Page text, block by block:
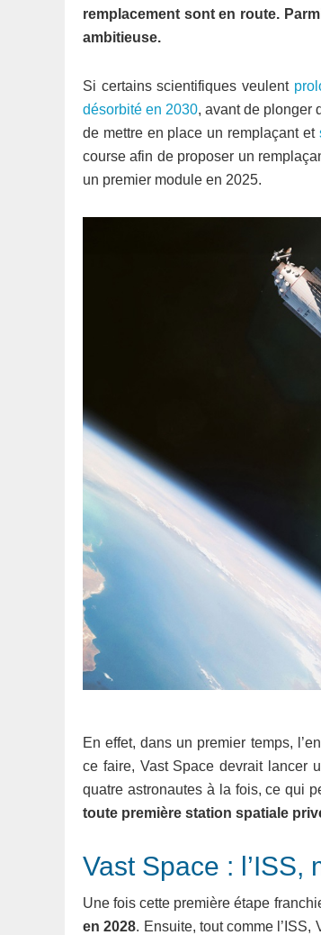
remplacement sont en route.
ambitieuse.
Si certains scientifiques veulent
désorbité en 2030, avant de plonger
de mettre en place un remplaçant et
course afin de proposer un
un premier module en 2025.
En effet, dans un premier temps,
ce faire, Vast Space devrait lancer
quatre astronautes à la fois, ce qui
toute première station spatiale
Vast Space : l’ISS,
Une fois cette première étape
en 2028. Ensuite, tout comme